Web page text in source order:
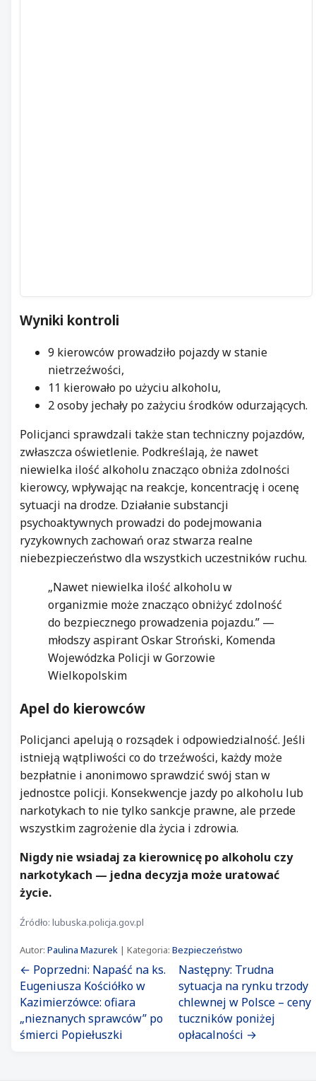
Wyniki kontroli
9 kierowców prowadziło pojazdy w stanie
nietrzeźwości,
11 kierowało po użyciu alkoholu,
2 osoby jechały po zażyciu środków odurzających.
Policjanci sprawdzali także stan techniczny pojazdów,
zwłaszcza oświetlenie. Podkreślają, że nawet
niewielka ilość alkoholu znacząco obniża zdolności
kierowcy, wpływając na reakcje, koncentrację i ocenę
sytuacji na drodze. Działanie substancji
psychoaktywnych prowadzi do podejmowania
ryzykownych zachowań oraz stwarza realne
niebezpieczeństwo dla wszystkich uczestników ruchu.
„Nawet niewielka ilość alkoholu w
organizmie może znacząco obniżyć zdolność
do bezpiecznego prowadzenia pojazdu.” —
młodszy aspirant Oskar Stroński, Komenda
Wojewódzka Policji w Gorzowie
Wielkopolskim
Apel do kierowców
Policjanci apelują o rozsądek i odpowiedzialność. Jeśli
istnieją wątpliwości co do trzeźwości, każdy może
bezpłatnie i anonimowo sprawdzić swój stan w
jednostce policji. Konsekwencje jazdy po alkoholu lub
narkotykach to nie tylko sankcje prawne, ale przede
wszystkim zagrożenie dla życia i zdrowia.
Nigdy nie wsiadaj za kierownicę po alkoholu czy
narkotykach — jedna decyzja może uratować
życie.
Źródło: lubuska.policja.gov.pl
Autor: Paulina Mazurek | Kategoria: Bezpieczeństwo
← Poprzedni: Napaść na ks.
Eugeniusza Kościółko w
Kazimierzówce: ofiara
„nieznanych sprawców” po
śmierci Popiełuszki
Następny: Trudna
sytuacja na rynku trzody
chlewnej w Polsce – ceny
tuczników poniżej
opłacalności →